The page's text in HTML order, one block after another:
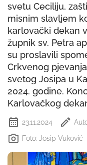
svetu Ceciliju,
misnim slavljem
karlovački dekan
župnik sv. Petra
su proslavili
Crkvenog
svetog Josipa u
2024. godine.
Karlovačkog
23.11.2024
Foto: Josip Vuković